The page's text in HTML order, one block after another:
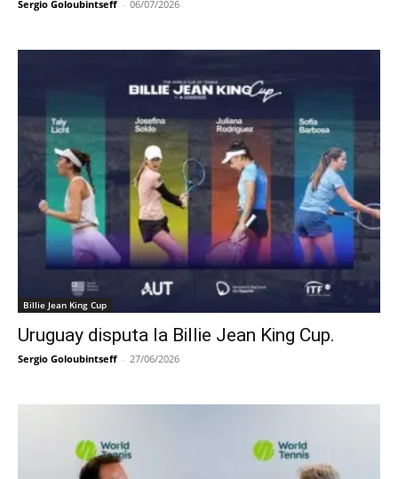
Sergio Goloubintseff - 06/07/2026
Billie Jean King Cup
Uruguay disputa la Billie Jean King Cup.
Sergio Goloubintseff - 27/06/2026